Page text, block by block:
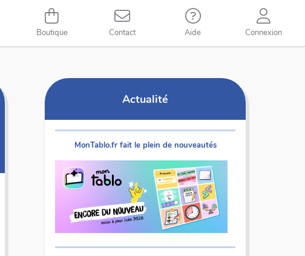
Boutique Contact Aide Connexion
Actualité
MonTablo.fr fait le plein de nouveautés